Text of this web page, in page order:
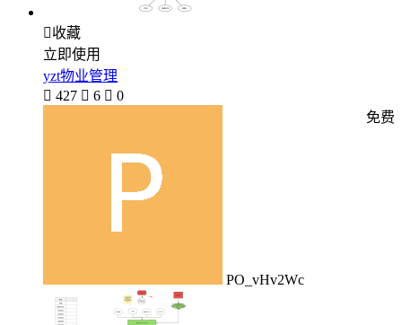
收藏
立即使用
yzt物业管理
 427  6  0
PO_vHv2Wc
免费